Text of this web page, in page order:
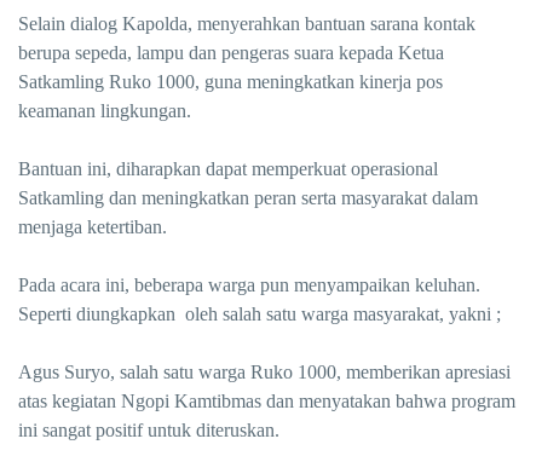
Selain dialog Kapolda, menyerahkan bantuan sarana kontak
berupa sepeda, lampu dan pengeras suara kepada Ketua
Satkamling Ruko 1000, guna meningkatkan kinerja pos
keamanan lingkungan.
Bantuan ini, diharapkan dapat memperkuat operasional
Satkamling dan meningkatkan peran serta masyarakat dalam
menjaga ketertiban.
Pada acara ini, beberapa warga pun menyampaikan keluhan.
Seperti diungkapkan oleh salah satu warga masyarakat, yakni ;
Agus Suryo, salah satu warga Ruko 1000, memberikan apresiasi
atas kegiatan Ngopi Kamtibmas dan menyatakan bahwa program
ini sangat positif untuk diteruskan.